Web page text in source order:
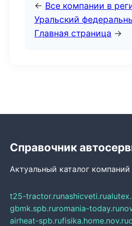
← Все компании в
Уральский
Главная страница →
Справочник
Актуальный каталог
t25-tractor.runashicveti.ru
gbmk.spb.ruromania-today.ru
airheat-spb.rufisika.home.nov.ru